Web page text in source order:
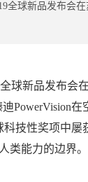
全球新品发布会
球新品发布
PowerVision
技性奖项中屡
类能力的边界。